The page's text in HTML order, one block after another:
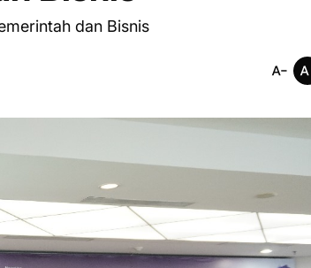
dan Bisnis